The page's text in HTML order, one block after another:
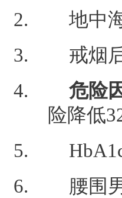
地中
戒烟
危险
险降低
腰围